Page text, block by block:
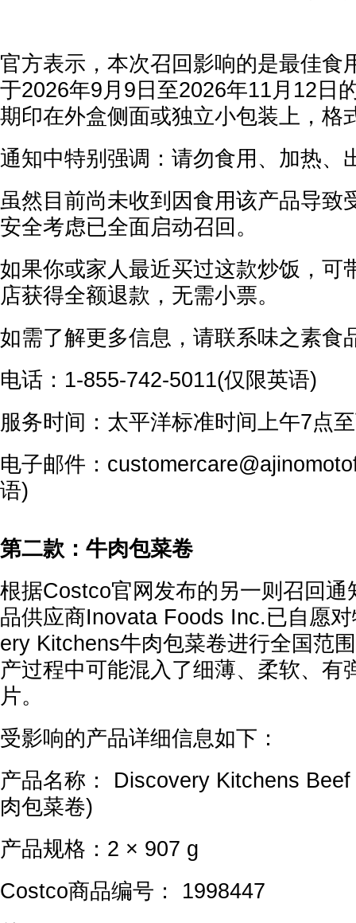
官方表示，本次召回影响的是最佳食
于2026年9月9日至2026年11月12日
期印在外盒侧面或独立小包装上，格
通知中特别强调：请勿食用、加热、
虽然目前尚未收到因食用该产品导致
安全考虑已全面启动召回。
如果你或家人最近买过这款炒饭，可
店获得全额退款，无需小票。
如需了解更多信息，请联系味之素食
电话：1-855-742-5011(仅限英语)
服务时间：太平洋标准时间上午7点
电子邮件：
语)
第二款：牛肉包菜卷
根据Costco官网发布的另一则召回通
品供应商Inovata Foods Inc.已自愿
ery Kitchens牛肉包菜卷进行全国范
产过程中可能混入了细薄、柔软、有
片。
受影响的产品详细信息如下：
产品名称： Discovery Kitchens
肉包菜卷)
产品规格：2 × 907 g
Costco商品编号： 1998447